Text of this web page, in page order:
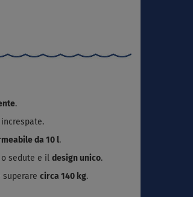
.
da 10 l.
sedute e il design unico.
superare circa 140 kg.